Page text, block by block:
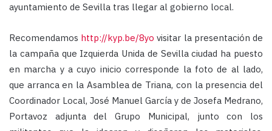
ayuntamiento de Sevilla tras llegar al gobierno local.
Recomendamos http://kyp.be/8yo visitar la presentación de
la campaña que Izquierda Unida de Sevilla ciudad ha puesto
en marcha y a cuyo inicio corresponde la foto de al lado,
que arranca en la Asamblea de Triana, con la presencia del
Coordinador Local, José Manuel García y de Josefa Medrano,
Portavoz adjunta del Grupo Municipal, junto con los